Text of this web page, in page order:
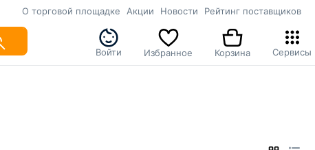
О торговой площадке Акции Новости Рейтинг поставщиков
Войти Избранное Корзина Сервисы